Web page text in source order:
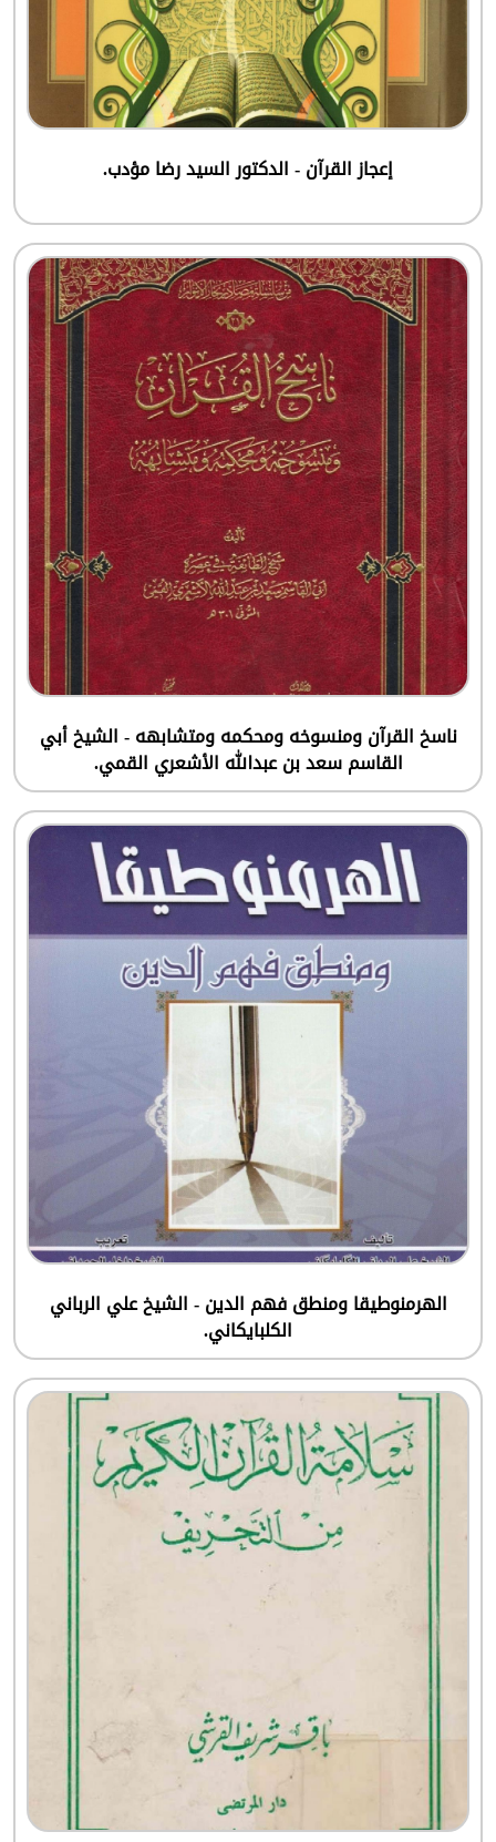
إعجاز القرآن - الدكتور السيد رضا مؤدب.
ناسخ القرآن ومنسوخه ومحكمه ومتشابهه - الشيخ أبي
القاسم سعد بن عبدالله الأشعري القمي.
الهرمنوطيقا ومنطق فهم الدين - الشيخ علي الرباني
الكلبايكاني.